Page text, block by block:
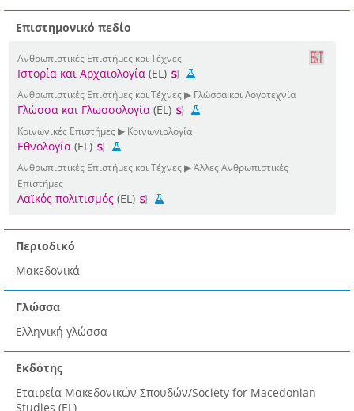
Επιστημονικό πεδίο
Ανθρωπιστικές Επιστήμες και Τέχνες
Ιστορία και Αρχαιολογία (EL)
Ανθρωπιστικές Επιστήμες και Τέχνες ▶ Γλώσσα και Λογοτεχνία
Γλώσσα και Γλωσσολογία (EL)
Κοινωνικές Επιστήμες ▶ Κοινωνιολογία
Εθνολογία (EL)
Ανθρωπιστικές Επιστήμες και Τέχνες ▶ Άλλες Ανθρωπιστικές
Επιστήμες
Λαϊκός πολιτισμός (EL)
Περιοδικό
Μακεδονικά
Γλώσσα
Ελληνική γλώσσα
Εκδότης
Εταιρεία Μακεδονικών Σπουδών/Society for Macedonian
Studies (EL)